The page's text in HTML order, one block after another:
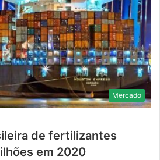
Mercado
de fertilizantes
em 2020